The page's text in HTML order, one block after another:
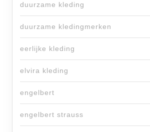
duurzame kleding
duurzame kledingmerken
eerlijke kleding
elvira kleding
engelbert
engelbert strauss